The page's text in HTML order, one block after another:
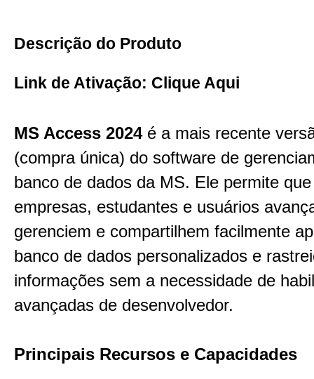
Descrição do Produto
Link de Ativação: Clique Aqui
MS Access 2024é a mais recente
(compra única) do software de
banco de dados da MS. Ele permite
empresas, estudantes e usuários
gerenciem e compartilhem facilmente
banco de dados personalizados e
informações sem a necessidade de
avançadas de desenvolvedor.
Principais Recursos e Capacidades